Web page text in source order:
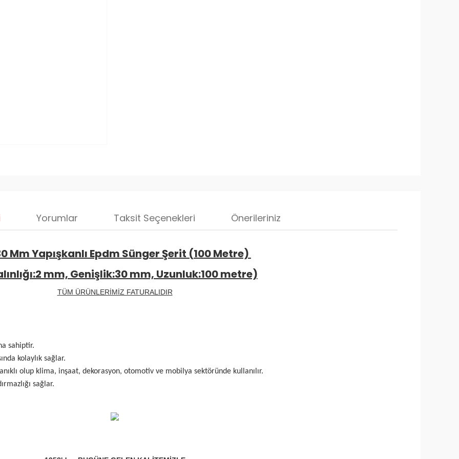
Yorumlar Taksit Seçenekleri Önerileriniz
Mm Yapışkanlı Epdm Sünger Şerit (100 Metre)
mm, Genişlik:30 mm, Uzunluk:100 metre)
TÜM ÜRÜNLERİMİZ FATURALIDIR
sahiptir.
kolaylık sağlar.
olup klima, inşaat, dekorasyon, otomotiv ve mobilya sektöründe kullanılır.
sağlar.